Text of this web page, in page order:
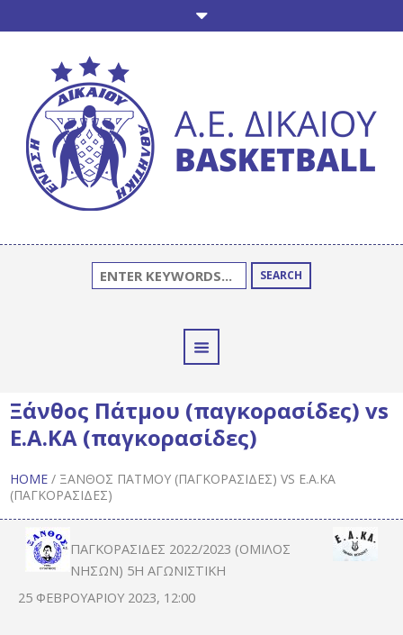
SEARCH
Ξάνθος Πάτμου (παγκορασίδες) vs
Ε.Α.ΚΑ (παγκορασίδες)
HOME / ΞΆΝΘΟΣ ΠΆΤΜΟΥ (ΠΑΓΚΟΡΑΣΊΔΕΣ) VS Ε.Α.ΚΑ
(ΠΑΓΚΟΡΑΣΊΔΕΣ)
ΠΑΓΚΟΡΑΣΊΔΕΣ 2022/2023 (ΌΜΙΛΟΣ
ΝΉΣΩΝ) 5Η ΑΓΩΝΙΣΤΙΚΉ
25 ΦΕΒΡΟΥΑΡΊΟΥ 2023, 12:00